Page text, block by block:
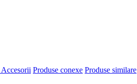
Accesorii Produse conexe Produse similare